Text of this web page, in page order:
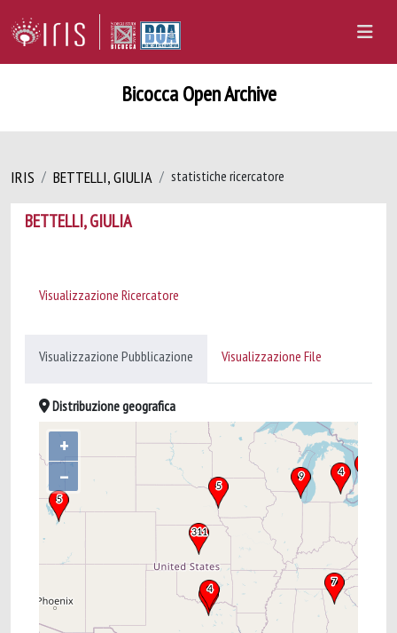
Bicocca Open Archive
IRIS BETTELLI, GIULIA statistiche ricercatore
BETTELLI, GIULIA
Visualizzazione Ricercatore
Visualizzazione Pubblicazione Visualizzazione File
Distribuzione geografica
+
–